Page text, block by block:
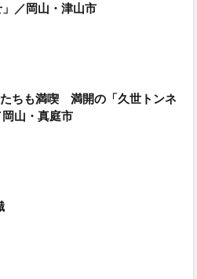
／岡山・津山市
ちも満喫 満開の「久世トンネ
山・真庭市